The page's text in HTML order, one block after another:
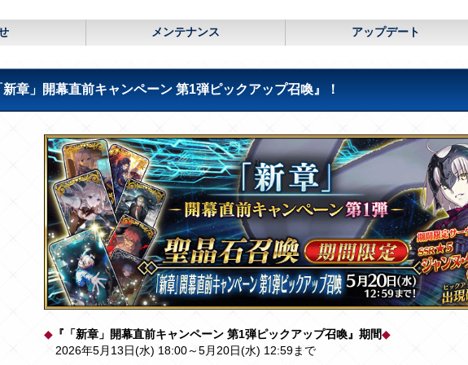
メンテナンス アップデート
新章」開幕直前キャンペーン 第1弾ピックアップ召喚』！
◆ 『「新章」開幕直前キャンペーン 第1弾ピックアップ召喚』期間◆
2026年5月13日(水) 18:00～5月20日(水) 12:59まで